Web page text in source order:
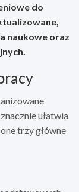
do
naukowe oraz
ułatwia
trzy główne